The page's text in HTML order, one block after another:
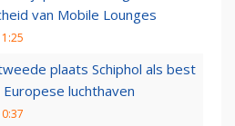
van Mobile Lounges
plaats Schiphol als best
luchthaven